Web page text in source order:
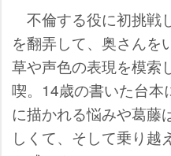
不倫する役に初挑戦
を翻弄して、奥さんを
草や声色の表現を模索
喫。14歳の書いた台本
に描かれる悩みや葛藤
しくて、そして乗り越